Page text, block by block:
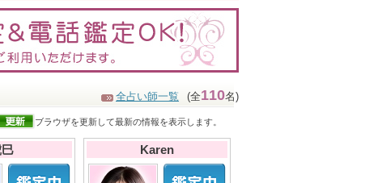
全占い師一覧 (全110名)
ブラウザを更新して最新の情報を表示します。
Karen